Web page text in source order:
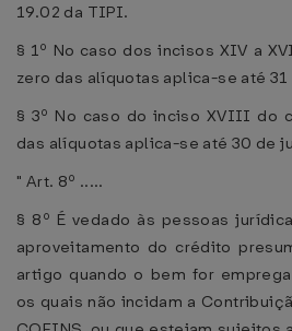
19.02 da TIPI.
§ 1º No caso dos incisos XIV a
zero das alíquotas aplica-se até
§ 3º No caso do inciso XVIII do
das alíquotas aplica-se até 30 de
" Art. 8º .....
§ 8º É vedado às pessoas
aproveitamento do crédito
artigo quando o bem for
os quais não incidam a